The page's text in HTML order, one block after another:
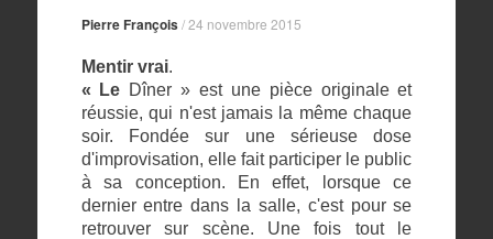
Pierre François/24 novembre 2015
Mentir vrai.
« Le Dîner » est une pièce originale et
réussie, qui n'est jamais la même chaque
soir. Fondée sur une sérieuse dose
d'improvisation, elle fait participer le public
à sa conception. En effet, lorsque ce
dernier entre dans la salle, c'est pour se
retrouver sur scène. Une fois tout le